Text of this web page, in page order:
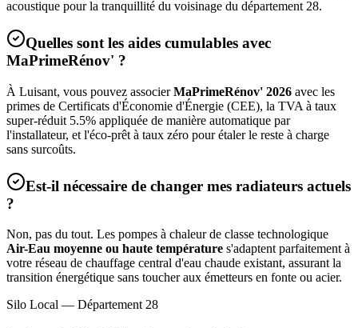
acoustique pour la tranquillité du voisinage du département28.
Quelles sont les aides cumulables avec
MaPrimeRénov' ?
À Luisant, vous pouvez associerMaPrimeRénov' 2026 avec les
primes de Certificats d'Économie d'Énergie (CEE), la TVA à taux
super-réduit 5.5% appliquée de manière automatique par
l'installateur, et l'éco-prêt à taux zéro pour étaler le reste à charge
sans surcoûts.
Est-il nécessaire de changer mes radiateurs actuels
?
Non, pas du tout. Les pompes à chaleur de classe technologique
Air-Eau moyenne ou haute température s'adaptent parfaitement à
votre réseau de chauffage central d'eau chaude existant, assurant la
transition énergétique sans toucher aux émetteurs en fonte ou acier.
Silo Local — Département 28